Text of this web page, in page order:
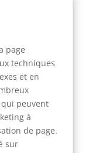
page
techniques
et en
peuvent
à
de page.
sur